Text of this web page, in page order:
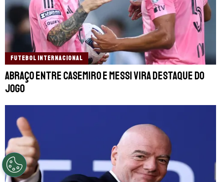
FUTEBOL INTERNACIONAL
Abraço entre Casemiro e Messi vira destaque do
jogo